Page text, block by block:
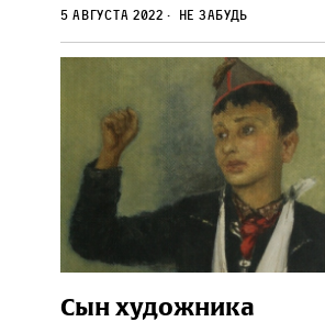
5 августа 2022 Не забудь
Сын художника